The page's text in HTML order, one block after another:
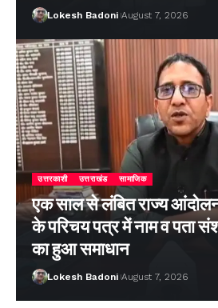
Lokesh Badoni August 7, 2026
उत्तरकाशी उत्तराखंड सामाजिक
एक साल से लंबित राज्य
के परिचय पत्र में नाम व पता
का हुआ समाधान
Lokesh Badoni August 7, 2026